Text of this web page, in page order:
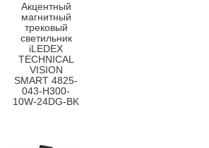
Акцентный
магнитный
трековый
светильник
iLEDEX
TECHNICAL
VISION
SMART 4825-
043-H300-
10W-24DG-BK